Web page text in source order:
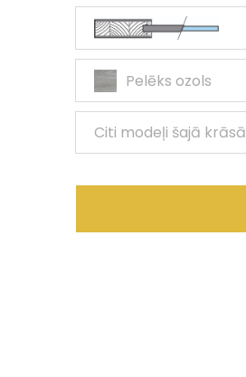
Pelēks ozols
Citi modeļi šajā krāsā